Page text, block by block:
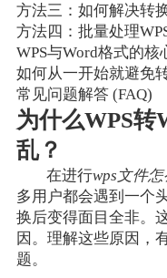
方法三：如何解决转
方法四：批量处理
WPS与Word格式的核
如何从一开始就避免
常见问题解答 (FAQ)
为什么WPS
乱？
在进行wps文件
多用户都会遇到一个
换后变得面目全非。
因。理解这些原因，
题。